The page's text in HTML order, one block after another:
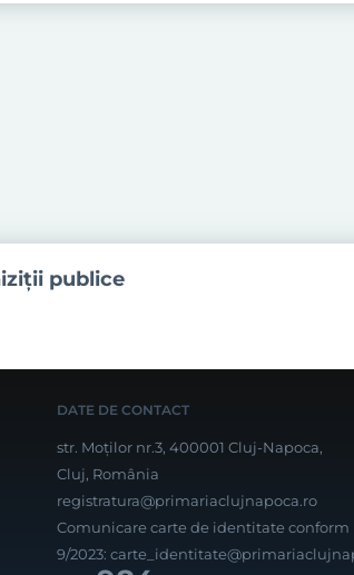
publice
DATE DE CONTACT
str. Moților nr.3, 400001 Cluj-Napoca,
Cluj, România
registratura@primariaclujnapoca.ro
Comunicare carte de identitate conform
9/2023: